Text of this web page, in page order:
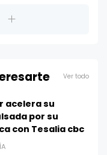
Ver todo
acelera su
por su
con Tesalia cbc